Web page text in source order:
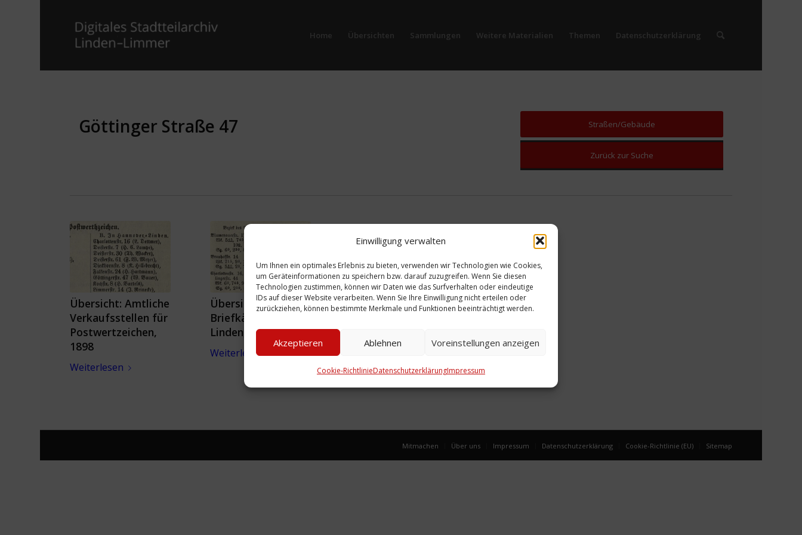
Einwilligung verwalten
Um Ihnen ein optimales Erlebnis zu bieten, verwenden wir Technologien wie Cookies,
um Geräteinformationen zu speichern bzw. darauf zuzugreifen. Wenn Sie diesen
Technologien zustimmen, können wir Daten wie das Surfverhalten oder eindeutige
IDs auf dieser Website verarbeiten. Wenn Sie Ihre Einwilligung nicht erteilen oder
zurückziehen, können bestimmte Merkmale und Funktionen beeinträchtigt werden.
Akzeptieren Ablehnen Voreinstellungen anzeigen
Cookie-RichtlinieDatenschutzerklärungImpressum
Home Übersichten Sammlungen Weitere Materialien Themen Datenschutzerklärung
Göttinger Straße 47 Straßen/Gebäude
Zurück zur Suche
Übersicht: Amtliche
Verkaufsstellen für
Postwertzeichen,
1898
Weiterlesen
Übersicht:
Briefkästen in
Linden, 1898
Weiterlesen
Mitmachen Über uns Impressum Datenschutzerklärung Cookie-Richtlinie (EU) Sitemap